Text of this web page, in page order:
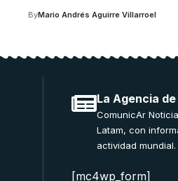
ByMario Andrés Aguirre Villarroel
La Agencia
ComunicAr
Latam, con
actividad mundial.
[mc4wp_form]